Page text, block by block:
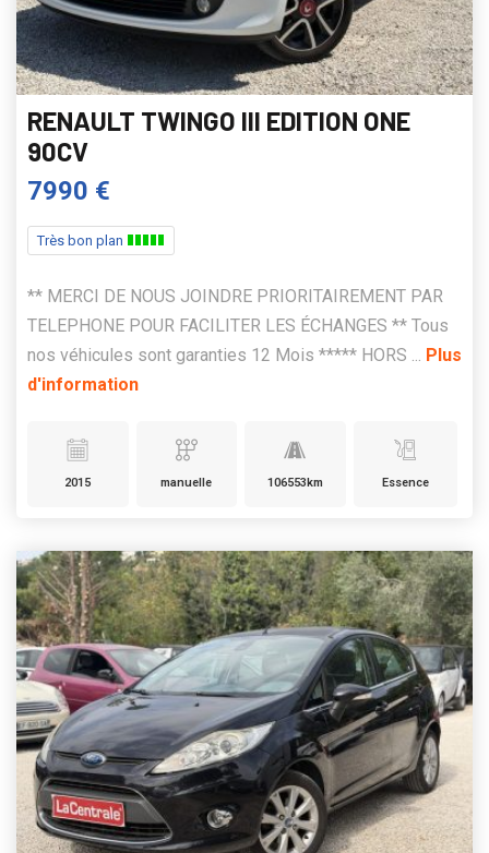
RENAULT TWINGO III EDITION ONE
90CV
7990 €
Très bon plan
** MERCI DE NOUS JOINDRE PRIORITAIREMENT PAR
TELEPHONE POUR FACILITER LES ÉCHANGES ** Tous
nos véhicules sont garanties 12 Mois ***** HORS ... Plus
d'information
2015 manuelle 106553km Essence